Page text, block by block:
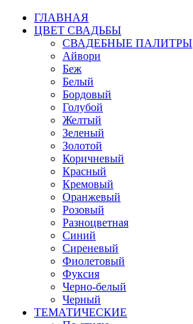
ГЛАВНАЯ
ЦВЕТ СВАДЬБЫ
СВАДЕБНЫЕ ПАЛИТРЫ
Айвори
Беж
Белый
Бордовый
Голубой
Желтый
Зеленый
Золотой
Коричневый
Красный
Кремовый
Оранжевый
Розовый
Разноцветная
Синий
Сиреневый
Фиолетовый
Фуксия
Черно-белый
Черный
ТЕМАТИЧЕСКИЕ